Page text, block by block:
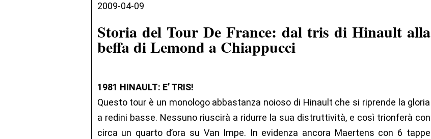
2009-04-09
Storia del Tour De France: dal tris di Hinault alla
beffa di Lemond a Chiappucci
1981 HINAULT: E’ TRIS!
Questo tour è un monologo abbastanza noioso di Hinault che si riprende la gloria
a redini basse. Nessuno riuscirà a ridurre la sua distruttività, e così trionferà con
circa un quarto d’ora su Van Impe. In evidenza ancora Maertens con 6 tappe